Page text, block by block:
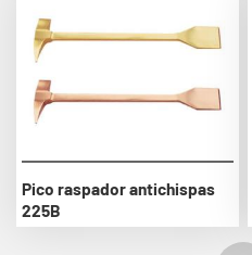
Pico raspador antichispas
225B